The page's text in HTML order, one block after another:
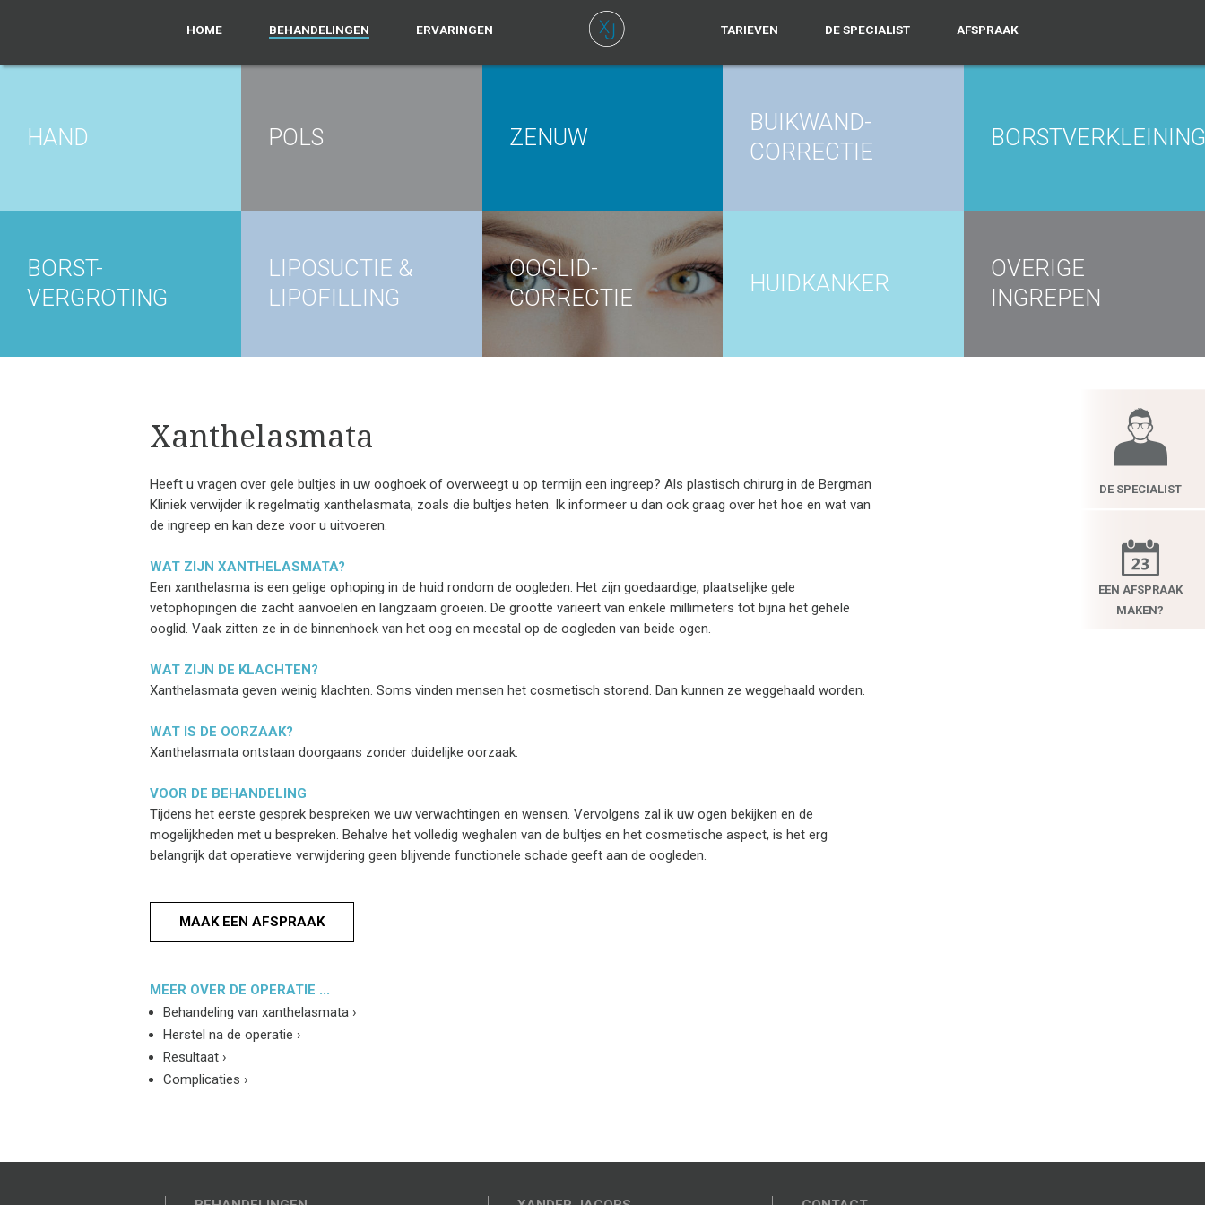
HOME BEHANDELINGEN ERVARINGEN TARIEVEN DE SPECIALIST AFSPRAAK
HAND POLS ZENUW
BUIKWAND-
CORRECTIE
BORST-
VERGROTING
LIPOSUCTIE &
LIPOFILLING
OOGLID-
CORRECTIE
HUIDKANKER
OVERIGE
INGREPEN
DE SPECIALIST
EEN AFSPRAAK
MAKEN?
Xanthelasmata
Heeft u vragen over gele bultjes in uw ooghoek of overweegt u op termijn een ingreep? Als plastisch chirurg in de Bergman
Kliniekverwijder ik regelmatig xanthelasmata, zoals die bultjes heten. Ik informeer u dan ook graag over het hoe en wat van
de ingreep en kan deze voor u uitvoeren.
WAT ZIJN XANTHELASMATA?
Een xanthelasma is een gelige ophoping in de huid rondom de oogleden. Het zijn goedaardige, plaatselijke gele
vetophopingen die zacht aanvoelen en langzaam groeien. De grootte varieert van enkele millimeters tot bijna het gehele
ooglid. Vaak zitten ze in de binnenhoek van het oog en meestal op de oogleden van beide ogen.
WAT ZIJN DE KLACHTEN?
Xanthelasmata geven weinig klachten. Soms vinden mensen het cosmetisch storend. Dan kunnen ze weggehaald worden.
WAT IS DE OORZAAK?
Xanthelasmata ontstaan doorgaans zonder duidelijke oorzaak.
VOOR DE BEHANDELING
Tijdens het eerste gesprek bespreken we uw verwachtingen en wensen. Vervolgens zal ik uw ogen bekijken en de
mogelijkheden met u bespreken. Behalve het volledig weghalen van de bultjes en het cosmetische aspect, is het erg
belangrijk dat operatieve verwijdering geen blijvende functionele schade geeft aan de oogleden.
MAAK EEN AFSPRAAK
MEER OVER DE OPERATIE ...
Behandeling van xanthelasmata ›
Herstel na de operatie ›
Resultaat ›
Complicaties ›